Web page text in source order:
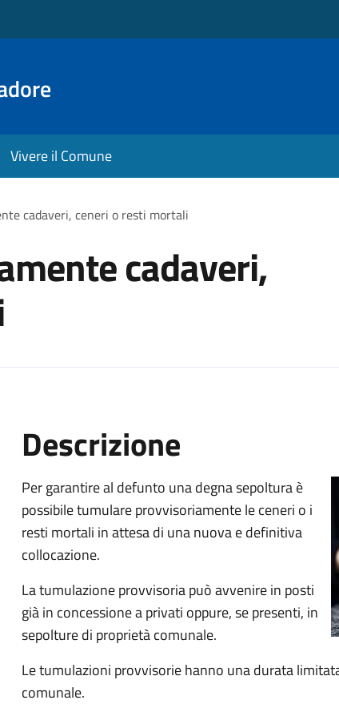
Vivere il Comune
cadaveri, ceneri o resti mortali
cadaveri,
Descrizione
Per garantire al defunto una degna sepoltura è
possibile tumulare provvisoriamente le ceneri o i
resti mortali in attesa di una nuova e definitiva
collocazione.
La tumulazione provvisoria può avvenire in posti
già in concessione a privati oppure, se presenti, in
sepolture di proprietà comunale.
Le tumulazioni provvisorie hanno una durata
comunale.